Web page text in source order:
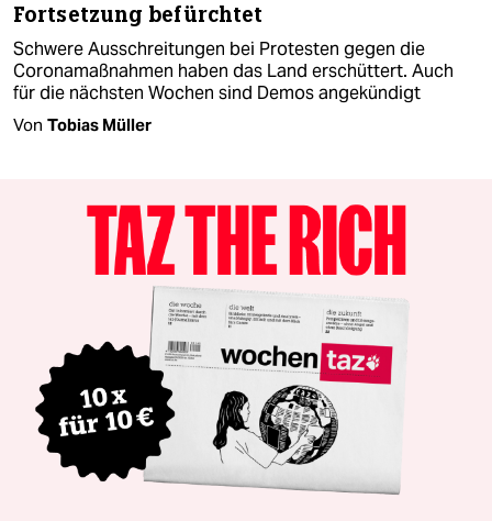
Fortsetzung befürchtet
Schwere Ausschreitungen bei Protesten gegen die
Coronamaßnahmen haben das Land erschüttert. Auch
für die nächsten Wochen sind Demos angekündigt
Von Tobias Müller